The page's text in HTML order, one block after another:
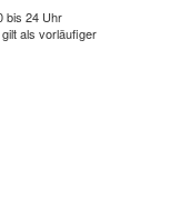
bis 24 Uhr
als vorläufiger